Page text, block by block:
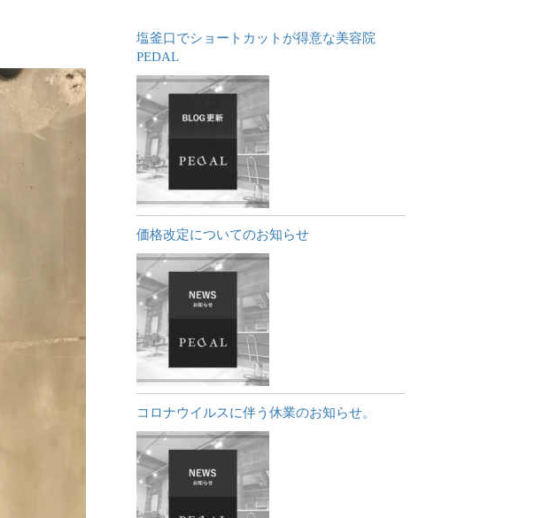
塩釜口でショートカットが得意な美容院
PEDAL
価格改定についてのお知らせ
コロナウイルスに伴う休業のお知らせ。